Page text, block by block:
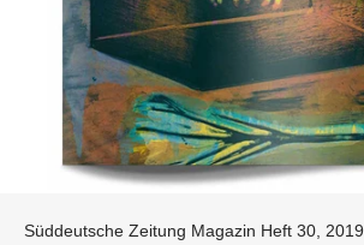
Süddeutsche Zeitung Magazin Heft 30, 2019